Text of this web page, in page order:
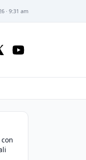
· 9:31 am